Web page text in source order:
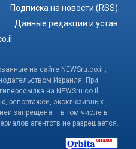
Подписка на новости (RSS)
Данные редакции и устав
на сайте NEWSru.co.il ,
Израиля. При
на NEWSru.co.il
репортажей, эксклюзивных
запрещена – в том числе в
агентств не разрешается.